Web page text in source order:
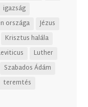
igazság
országa
Jézus
Krisztus halála
Luther
Szabados Ádám
teremtés